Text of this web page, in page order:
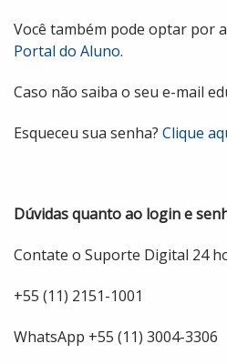
Você também pode optar por
Portal do Aluno.
Caso não saiba o seu e-mail
Esqueceu sua senha? Clique
Dúvidas quanto ao login e
Contate o Suporte Digital 24
+55 (11) 2151-1001
WhatsApp +55 (11) 3004-3306